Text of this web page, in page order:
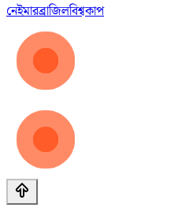
নেইমারব্রাজিলবিশ্বকাপ